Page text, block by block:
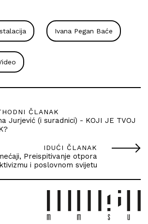
Ivana Pegan Baće
ČLANAK
Jurjević (i suradnici) - KOJI JE TVOJ
IDUĆI ČLANAK
Preispitivanje otpora
i poslovnom svijetu